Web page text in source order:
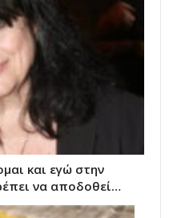
και εγώ στην
να αποδοθεί…